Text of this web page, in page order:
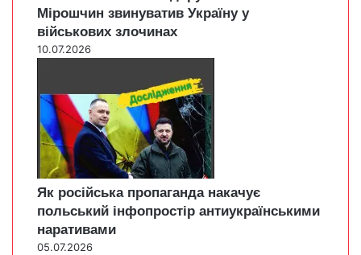
Мірошчин звинуватив Україну у
військових злочинах
10.07.2026
Як російська пропаганда накачує
польський інфопростір антиукраїнськими
наративами
05.07.2026